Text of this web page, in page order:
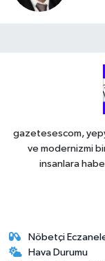
gazetesescom,
ve modernizmi
insanlara
Nöbetçi
Hava Durumu